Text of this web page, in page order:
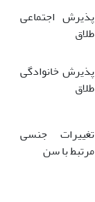
پذیرش اجتماعی
طلاق
پذیرش خانوادگی
طلاق
تغییرات جنسی
مرتبط با سن